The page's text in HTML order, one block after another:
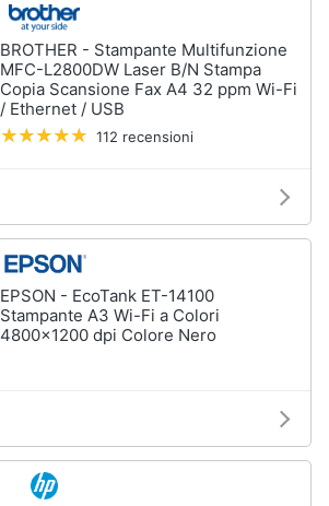
BROTHER - Stampante Multifunzione
MFC-L2800DW Laser B/N Stampa
Copia Scansione Fax A4 32 ppm Wi-Fi
/ Ethernet / USB
112 recensioni
EPSON - EcoTank ET-14100
Stampante A3 Wi-Fi a Colori
4800×1200 dpi Colore Nero